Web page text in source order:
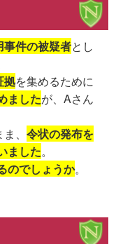
事件の被疑者とし
拠を集めるために
ましたが、Aさん
ま、令状の発布を
ました。
のでしょうか。